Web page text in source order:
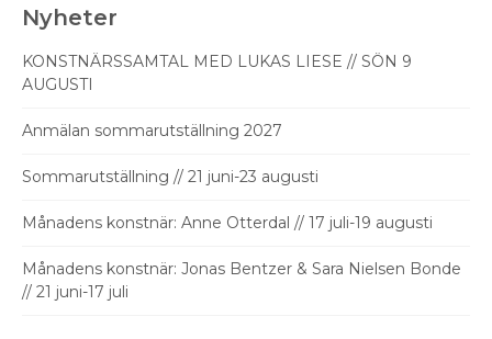
Nyheter
KONSTNÄRSSAMTAL MED LUKAS LIESE // SÖN 9
AUGUSTI
Anmälan sommarutställning 2027
Sommarutställning // 21 juni-23 augusti
Månadens konstnär: Anne Otterdal // 17 juli-19 augusti
Månadens konstnär: Jonas Bentzer & Sara Nielsen Bonde
// 21 juni-17 juli